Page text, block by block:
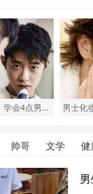
男生皮肤太粗糙，学会4点男士洗脸妙招，转身变男神
帅哥 文学 健